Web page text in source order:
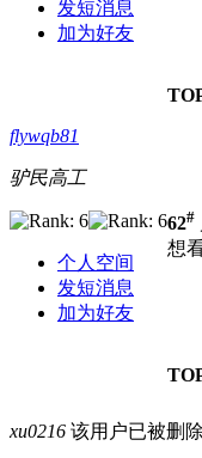
发短消息
加为好友
flywqb81
驴民高工
个人空间
发短消息
加为好友
62#
想
xu0216 该用户已被删除